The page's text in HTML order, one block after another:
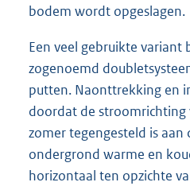
bodem wordt opgeslagen.
Een veel gebruikte variant
zogenoemd
putten. Naonttrekking en
doordat de stroomrichting
zomer tegengesteld is
ondergrond warme en
horizontaal ten opzichte